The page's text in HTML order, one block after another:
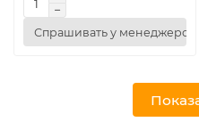
Спрашивать у менеджеров